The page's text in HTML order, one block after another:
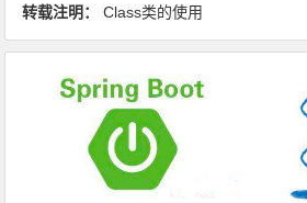
转载注明：
Class类的使用